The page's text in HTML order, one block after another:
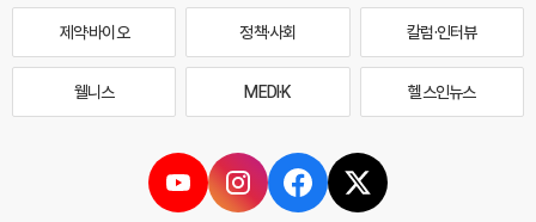
제약·바이오 정책·사회 칼럼·인터뷰
웰니스 MEDI·K 헬스인뉴스